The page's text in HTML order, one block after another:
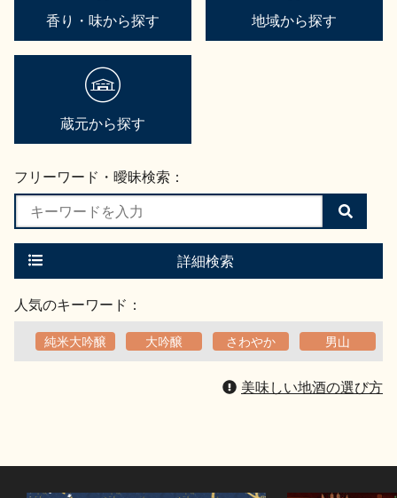
香り・味から探す 地域から探す
蔵元から探す
フリーワード・曖昧検索：
検
索
す
詳細検索
人気のキーワード：
純米大吟醸 大吟醸 さわやか 男山
美味しい地酒の選び方